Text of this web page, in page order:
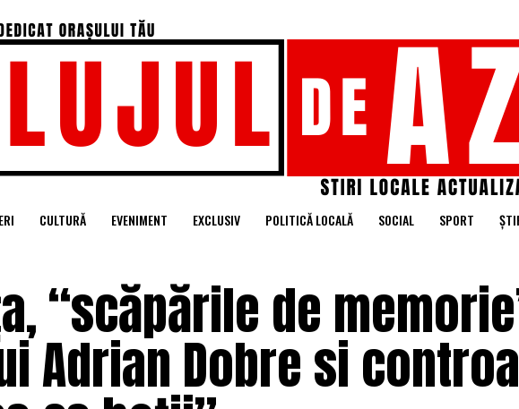
CULTURĂ EVENIMENT EXCLUSIV POLITICĂ LOCALĂ SOCIAL SPORT
“scăpările de
Adrian Dobre si